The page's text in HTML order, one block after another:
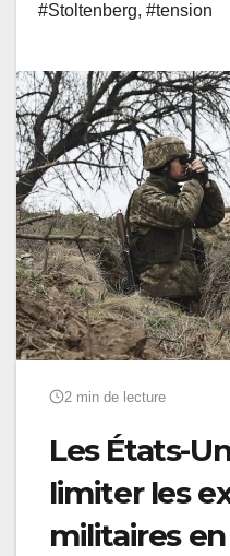
#Stoltenberg, #tension
2 min de lecture
Les États-
limiter les
militaires